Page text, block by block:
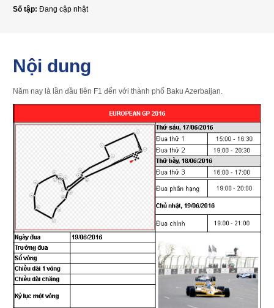
Số tập: Đang cập nhật
Nội dung
Năm nay là lần đầu tiên F1 đến với thành phố Baku Azerbaijan.